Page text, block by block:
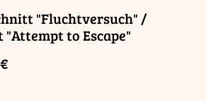
"Fluchtversuch" /
"Attempt to Escape"